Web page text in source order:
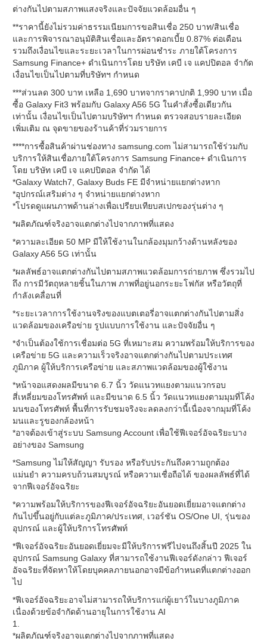
ต่างกันไปตามสภาพแสงจริงและปัจจัยแวดล้อมอื่น ๆ
**ราคานี้ยังไม่รวมค่าธรรมเนียมการขอสินเชื่อ 250 บาท/สินเชื่อ
และการพิจารณาอนุมัติสินเชื่อและอัตราดอกเบี้ย 0.87% ต่อเดือน
รวมถึงเงื่อนไขและระยะเวลาในการผ่อนชำระ ภายใต้โครงการ
Samsung Finance+ ดำเนินการโดย บริษัท เคบี เจ แคปปิตอล จำกัด
เงื่อนไขเป็นไปตามที่บริษัทฯ กำหนด
***ส่วนลด 300 บาท เหลือ 1,690 บาทจากราคาปกติ 1,990 บาท เมื่อ
ซื้อ Galaxy Fit3 พร้อมกับ Galaxy A56 5G ในคำสั่งซื้อเดียวกัน
เท่านั้น เงื่อนไขเป็นไปตามบริษัทฯ กำหนด ตรวจสอบรายละเอียด
เพิ่มเติม ณ จุดขายของร้านค้าที่ร่วมรายการ
****การซื้อสินค้าผ่านช่องทาง samsung.com ไม่สามารถใช้ร่วมกับ
บริการให้สินเชื่อภายใต้โครงการ Samsung Finance+ ดำเนินการ
โดย บริษัท เคบี เจ แคปปิตอล จำกัด ได้
*Galaxy Watch7, Galaxy Buds FE มีจำหน่ายแยกต่างหาก
*อุปกรณ์เสริมต่าง ๆ จำหน่ายแยกต่างหาก
*โปรดดูแผนภาพด้านล่างเพื่อเปรียบเทียบสเปกของรุ่นต่าง ๆ
*ผลิตภัณฑ์จริงอาจแตกต่างไปจากภาพที่แสดง
*ความละเอียด 50 MP มีให้ใช้งานในกล้องมุมกว้างด้านหลังของ
Galaxy A56 5G เท่านั้น
*ผลลัพธ์อาจแตกต่างกันไปตามสภาพแวดล้อมการถ่ายภาพ ซึ่งรวมไป
ถึง การมีวัตถุหลายชิ้นในภาพ ภาพที่อยู่นอกระยะโฟกัส หรือวัตถุที่
กำลังเคลื่อนที่
*ระยะเวลาการใช้งานจริงของแบตเตอรี่อาจแตกต่างกันไปตามสิ่ง
แวดล้อมของเครือข่าย รูปแบบการใช้งาน และปัจจัยอื่น ๆ
*จำเป็นต้องใช้การเชื่อมต่อ 5G ที่เหมาะสม ความพร้อมให้บริการของ
เครือข่าย 5G และความเร็วจริงอาจแตกต่างกันไปตามประเทศ
ภูมิภาค ผู้ให้บริการเครือข่าย และสภาพแวดล้อมของผู้ใช้งาน
*หน้าจอแสดงผลมีขนาด 6.7 นิ้ว วัดแนวทแยงตามแนวกรอบ
สี่เหลี่ยมของโทรศัพท์ และมีขนาด 6.5 นิ้ว วัดแนวทแยงตามมุมที่โค้ง
มนของโทรศัพท์ พื้นที่การรับชมจริงจะลดลงกว่านี้เนื่องจากมุมที่โค้ง
มนและรูของกล้องหน้า
*อาจต้องเข้าสู่ระบบ Samsung Account เพื่อใช้ฟีเจอร์อัจฉริยะบาง
อย่างของ Samsung
*Samsung ไม่ให้สัญญา รับรอง หรือรับประกันถึงความถูกต้อง
แม่นยำ ความครบถ้วนสมบูรณ์ หรือความเชื่อถือได้ ของผลลัพธ์ที่ได้
จากฟีเจอร์อัจฉริยะ
*ความพร้อมให้บริการของฟีเจอร์อัจฉริยะอันยอดเยี่ยมอาจแตกต่าง
กันไปขึ้นอยู่กับแต่ละภูมิภาค/ประเทศ, เวอร์ชัน OS/One UI, รุ่นของ
อุปกรณ์ และผู้ให้บริการโทรศัพท์
*ฟีเจอร์อัจฉริยะอันยอดเยี่ยมจะมีให้บริการฟรีไปจนถึงสิ้นปี 2025 ใน
อุปกรณ์ Samsung Galaxy ที่สามารถใช้งานฟีเจอร์ดังกล่าว ฟีเจอร์
อัจฉริยะที่จัดหาให้โดยบุคคลภายนอกอาจมีข้อกำหนดที่แตกต่างออก
ไป
*ฟีเจอร์อัจฉริยะอาจไม่สามารถให้บริการแก่ผู้เยาว์ในบางภูมิภาค
เนื่องด้วยข้อจำกัดด้านอายุในการใช้งาน AI
1.
*ผลิตภัณฑ์จริงอาจแตกต่างไปจากภาพที่แสดง